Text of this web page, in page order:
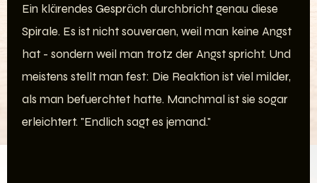
Ein klärendes Gespräch durchbricht genau diese
Spirale. Es ist nicht souveraen, weil man keine Angst
hat - sondern weil man trotz der Angst spricht. Und
meistens stellt man fest: Die Reaktion ist viel milder,
als man befuerchtet hatte. Manchmal ist sie sogar
erleichtert. "Endlich sagt es jemand."